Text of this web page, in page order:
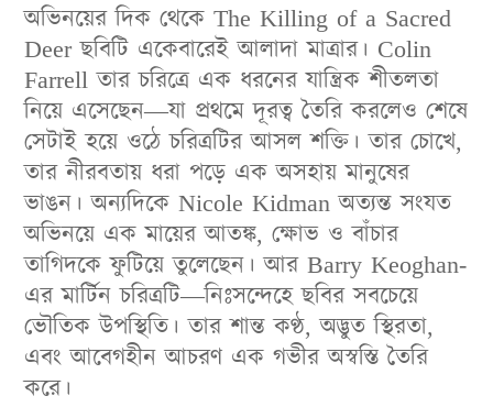
অভিনয়ের দিক থেকে The Killing of a Sacred
Deer ছবিটি একেবারেই আলাদা মাত্রার। Colin
Farrell তার চরিত্রে এক ধরনের যান্ত্রিক শীতলতা
নিয়ে এসেছেন—যা প্রথমে দূরত্ব তৈরি করলেও শেষে
সেটাই হয়ে ওঠে চরিত্রটির আসল শক্তি। তার চোখে,
তার নীরবতায় ধরা পড়ে এক অসহায় মানুষের
ভাঙন। অন্যদিকে Nicole Kidman অত্যন্ত সংযত
অভিনয়ে এক মায়ের আতঙ্ক, ক্ষোভ ও বাঁচার
তাগিদকে ফুটিয়ে তুলেছেন। আর Barry Keoghan-
এর মার্টিন চরিত্রটি—নিঃসন্দেহে ছবির সবচেয়ে
ভৌতিক উপস্থিতি। তার শান্ত কণ্ঠ, অদ্ভুত স্থিরতা,
এবং আবেগহীন আচরণ এক গভীর অস্বস্তি তৈরি
করে।